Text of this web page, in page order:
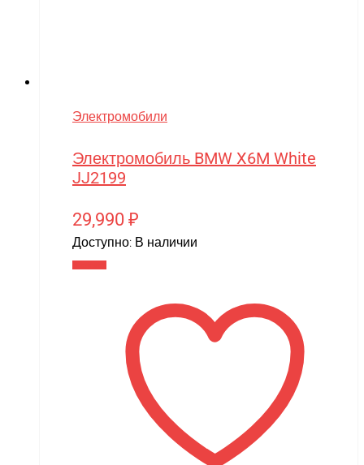
Электромобили
Электромобиль BMW X6M White
JJ2199
29,990 ₽
Доступно: В наличии